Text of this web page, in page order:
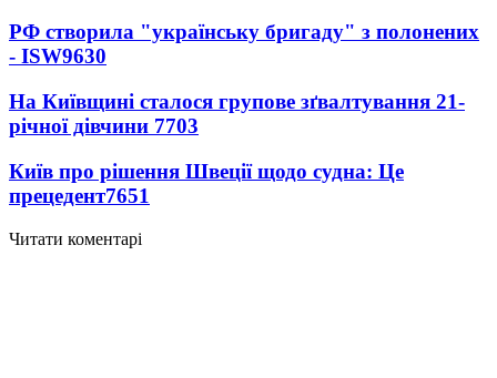
РФ створила "українську бригаду" з полонених
- ISW9630
На Київщині сталося групове зґвалтування 21-
річної дівчини 7703
Київ про рішення Швеції щодо судна: Це
прецедент7651
Читати коментарі